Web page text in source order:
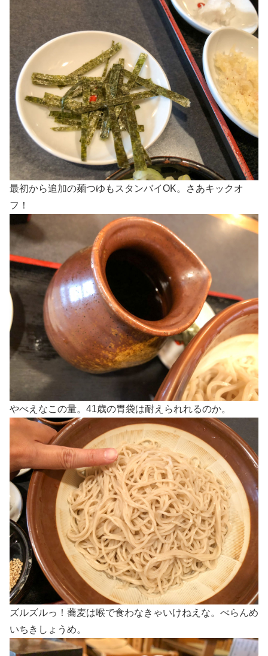
最初から追加の麺つゆもスタンバイOK。さあキックオ
フ！
やべえなこの量。41歳の胃袋は耐えられれるのか。
ズルズルっ！蕎麦は喉で食わなきゃいけねえな。べらんめ
いちきしょうめ。